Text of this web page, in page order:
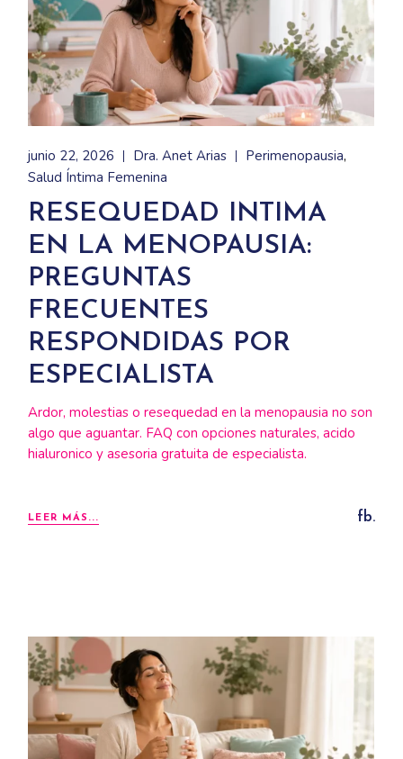
junio 22, 2026 Dra. Anet Arias
Perimenopausia
Salud Íntima Femenina
RESEQUEDAD INTIMA
EN LA MENOPAUSIA:
PREGUNTAS
FRECUENTES
RESPONDIDAS POR
ESPECIALISTA
Ardor, molestias o resequedad en la menopausia no son
algo que aguantar. FAQ con opciones naturales, acido
hialuronico y asesoria gratuita de especialista.
LEER MÁS... fb.